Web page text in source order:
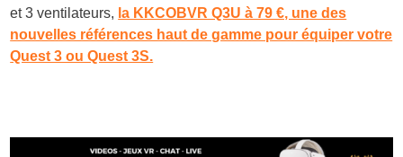
et 3 ventilateurs, la KKCOBVR Q3U à 79 €, une des
nouvelles références haut de gamme pour équiper votre
Quest 3 ou Quest 3S.